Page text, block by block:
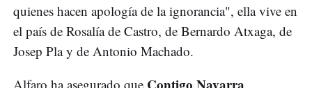
quienes hacen apología de la ignorancia", ella vive en
el país de Rosalía de Castro, de Bernardo Atxaga, de
Josep Pla y de Antonio Machado.
Alfaro ha asegurado que Contigo Navarra